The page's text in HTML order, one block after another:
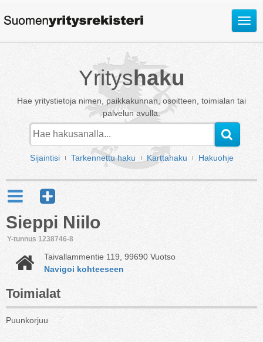
Avaa
Yrityshaku
Hae yritystietoja nimen, paikkakunnan, osoitteen, toimialan tai
palvelun avulla.
Sijaintisi Tarkennettu haku Karttahaku Hakuohje
Sieppi Niilo
Y-tunnus 1238746-8
Taivallammentie 119, 99690 Vuotso
Navigoi kohteeseen
Toimialat
Puunkorjuu